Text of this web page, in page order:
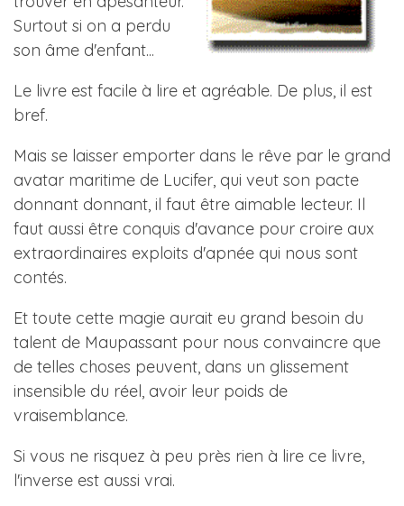
Surtout si on a perdu
son âme d'enfant...
Le livre est facile à lire et agréable. De plus, il est
bref.
Mais se laisser emporter dans le rêve par le grand
avatar maritime de Lucifer, qui veut son pacte
donnant donnant, il faut être aimable lecteur. Il
faut aussi être conquis d'avance pour croire aux
extraordinaires exploits d'apnée qui nous sont
contés.
Et toute cette magie aurait eu grand besoin du
talent de Maupassant pour nous convaincre que
de telles choses peuvent, dans un glissement
insensible du réel, avoir leur poids de
vraisemblance.
Si vous ne risquez à peu près rien à lire ce livre,
l'inverse est aussi vrai.